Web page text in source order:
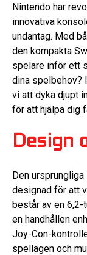
Nintendo har
innovativa
undantag. Med
den kompakta
spelare inför ett
dina spelbehov?
vi att dyka djupt
för att hjälpa dig
Design
Den
designad för att
består av en
en handhållen
Joy-Con-
spellägen och